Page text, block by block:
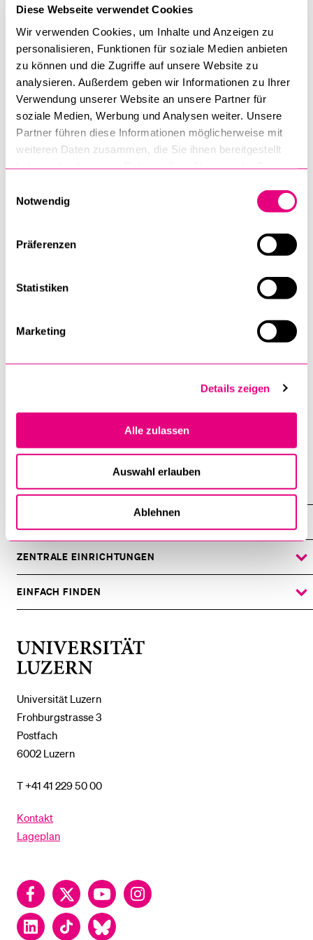
Diese Webseite verwendet Cookies
Wir verwenden Cookies, um Inhalte und Anzeigen zu
personalisieren, Funktionen für soziale Medien anbieten
zu können und die Zugriffe auf unsere Website zu
analysieren. Außerdem geben wir Informationen zu Ihrer
Verwendung unserer Website an unsere Partner für
soziale Medien, Werbung und Analysen weiter. Unsere
Partner führen diese Informationen möglicherweise mit
weiteren Daten zusammen, die Sie ihnen bereitgestellt
Notwendig
Präferenzen
Statistiken
Marketing
Details zeigen
Alle zulassen
Auswahl erlauben
Ablehnen
E-MAIL *
MITTEILUNG
Alle mit * markierten Felder müssen ausgefüllt werden.
Senden
Hier klicken
FriendlyCaptcha ⇗
Universität Luzern
Frohburgstrasse 3
Postfach
6002 Luzern
T +41 41 229 50 00
Kontakt
Lageplan
FacebookTwitter YouTubeInstagram
LinkedInTikTok Bluesky
ZEIGE
DAS
UNTERMENÜ
ZENTRALE EINRICHTUNGEN
ZEIGE
DAS
UNTERMENÜ
EINFACH FINDEN
ZEIGE
DAS